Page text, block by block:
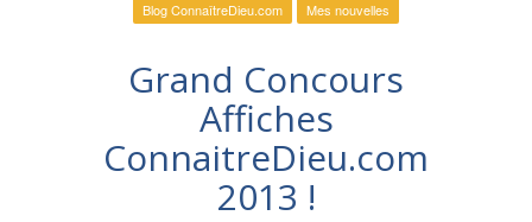
Blog ConnaîtreDieu.com Mes nouvelles
Grand Concours
Affiches
ConnaitreDieu.com
2013 !